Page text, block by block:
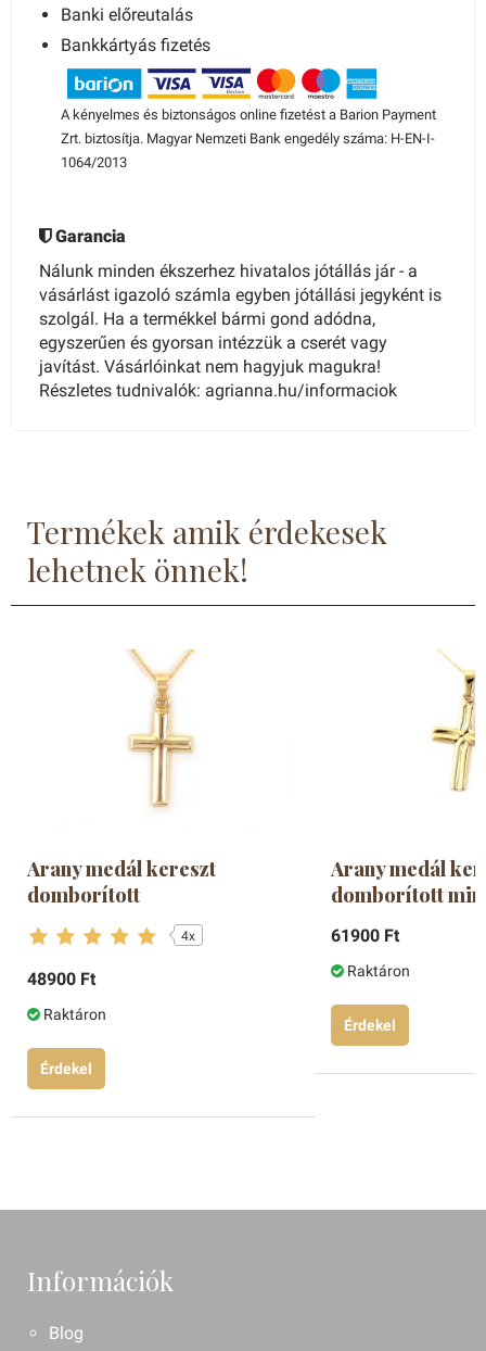
Banki előreutalás
Bankkártyás fizetés
A kényelmes és biztonságos online fizetést a Barion Payment
Zrt. biztosítja. Magyar Nemzeti Bank engedély száma: H-EN-I-
1064/2013
Garancia
Nálunk minden ékszerhez hivatalos jótállás jár - a
vásárlást igazoló számla egyben jótállási jegyként is
szolgál. Ha a termékkel bármi gond adódna,
egyszerűen és gyorsan intézzük a cserét vagy
javítást. Vásárlóinkat nem hagyjuk magukra!
Részletes tudnivalók: agrianna.hu/informaciok
Termékek amik érdekesek
lehetnek önnek!
Arany medál kereszt
domborított
4x
48900 Ft
Raktáron
Érdekel
Arany medál
domborított
61900 Ft
Raktáron
Érdekel
Információk
Blog